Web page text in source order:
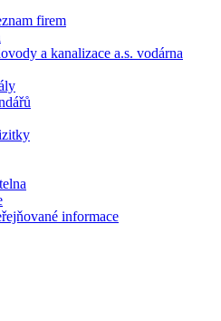
firem
a kanalizace a.s. vodárna
informace